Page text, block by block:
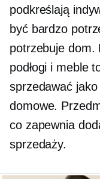
podkreślają
być bardzo
potrzebuje dom.
podłogi i meble
sprzedawać
domowe.
co zapewnia
sprzedaży.